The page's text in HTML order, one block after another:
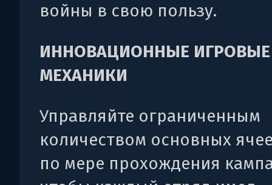
войны в свою пользу.
ИННОВАЦИОННЫЕ ИГРОВЫЕ
МЕХАНИКИ
Управляйте ограниченным
количеством основных
по мере прохождения